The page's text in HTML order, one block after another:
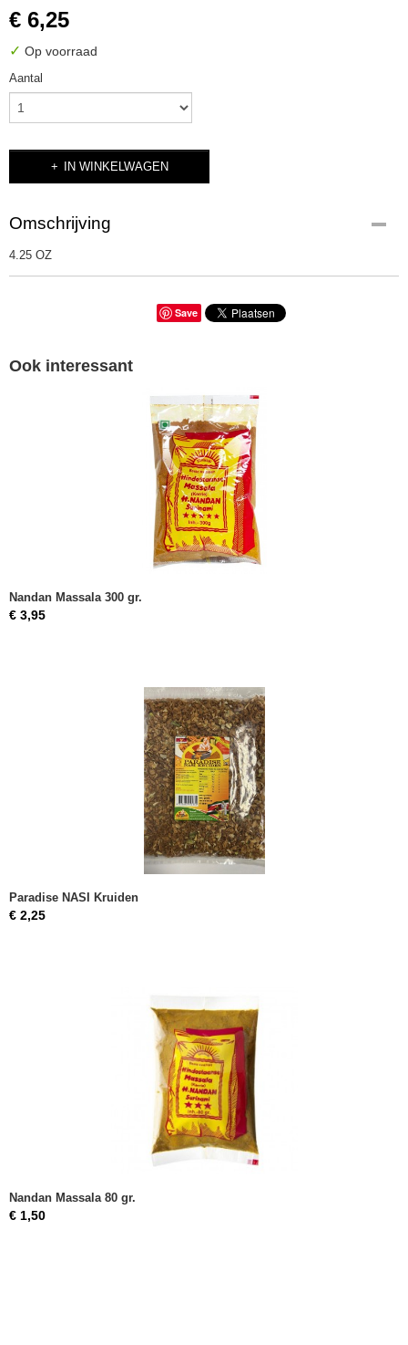
€ 6,25
✓ Op voorraad
Aantal
IN WINKELWAGEN
Omschrijving
4.25 OZ
Save
Ook interessant
Nandan Massala 300 gr.
€ 3,95
Paradise NASI Kruiden
€ 2,25
Nandan Massala 80 gr.
€ 1,50